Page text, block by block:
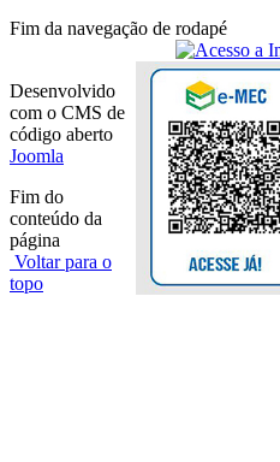
Fim da navegação de rodapé
Desenvolvido
com o CMS de
código aberto
Joomla
Fim do
conteúdo da
página
Voltar para o
topo